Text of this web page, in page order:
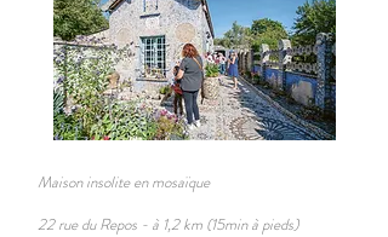
Maison insolite en mosaïque
22 rue du Repos - à 1,2km (15min à pieds)